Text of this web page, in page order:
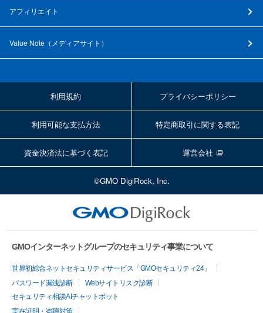
アフィリエイト
Value Note（ メディアサイト ）
利用規約 プライバシーポリシー
利用可能な支払方法 特定商取引に関する表記
資金決済法に基づく表記 運営会社
©GMO DigiRock, Inc.
GMOインターネットグループのセキュリティ事業について
世界初総合ネットセキュリティサービス「GMOセキュリティ24」
パスワード漏洩診断
Webサイトリスク診断
セキュリティ相談AIチャットボット
実在証明・盗聴対策